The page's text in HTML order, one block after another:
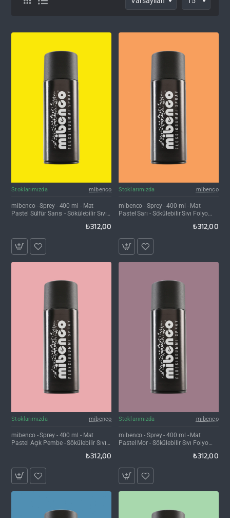
Stoklarımızda mibenco
mibenco - Sprey - 400 ml - Mat
Pastel Sülfür Sarısı - Sökülebilir Sıvı
₺312,00
Stoklarımızda mibenco
mibenco - Sprey - 400 ml - Mat
Pastel Sarı - Sökülebilir Sıvı Folyo
₺312,00
Stoklarımızda mibenco
mibenco - Sprey - 400 ml - Mat
Pastel Açık Pembe - Sökülebilir Sıvı
₺312,00
Stoklarımızda mibenco
mibenco - Sprey - 400 ml - Mat
Pastel Mor - Sökülebilir Sıvı Folyo
₺312,00